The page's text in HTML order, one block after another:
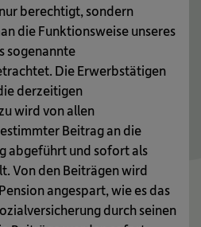
berechtigt, sondern
die Funktionsweise unseres
sogenannte
Die Erwerbstätigen
derzeitigen
wird von allen
Beitrag an die
abgeführt und sofort als
Von den Beiträgen wird
angespart, wie es das
durch seinen